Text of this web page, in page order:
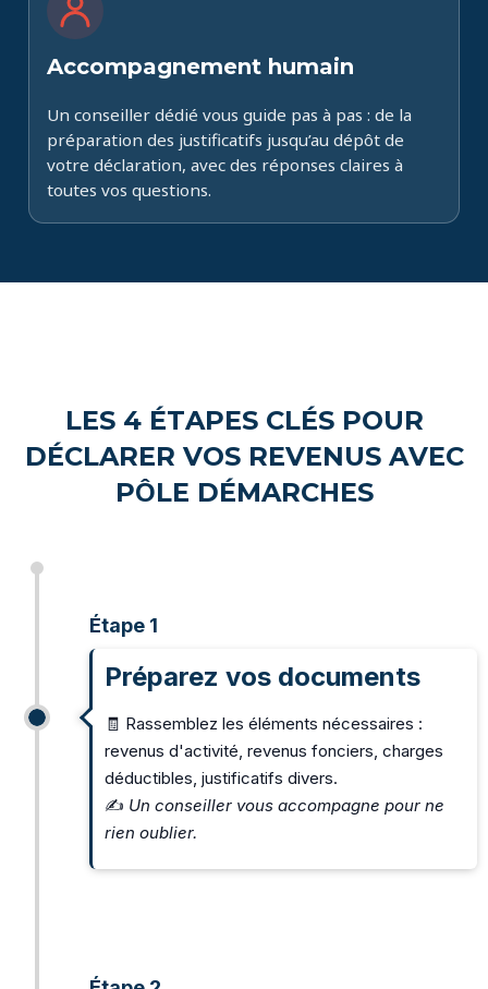
Accompagnement humain
Un conseiller dédié vous guide pas à pas : de la
préparation des justificatifs jusqu’au dépôt de
votre déclaration, avec des réponses claires à
toutes vos questions.
LES 4 ÉTAPES CLÉS POUR
DÉCLARER VOS REVENUS AVEC
PÔLE DÉMARCHES
Étape 1
Préparez vos documents
🧾 Rassemblez les éléments nécessaires :
revenus d'activité, revenus fonciers, charges
déductibles, justificatifs divers.
✍️ Un conseiller vous accompagne pour ne
rien oublier.